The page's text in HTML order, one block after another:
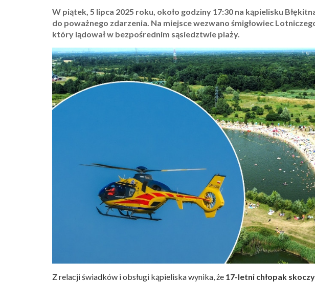
W piątek, 5 lipca 2025 roku, około godziny 17:30 na kąpielisku
do poważnego zdarzenia. Na miejsce wezwano śmigłowiec
który lądował w bezpośrednim sąsiedztwie plaży.
Z relacji świadków i obsługi kąpieliska wynika, że 17-letni chłopak